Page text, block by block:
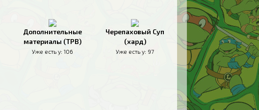
Дополнительные
материалы (TPB)
Уже есть у: 106
Черепаховый Суп
(хард)
Уже есть у: 97